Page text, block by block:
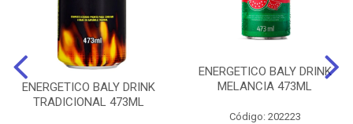
ENERGETICO BALY DRINK
TRADICIONAL 473ML
ENERGETICO BALY DRINK
MELANCIA 473ML
Código: 202223